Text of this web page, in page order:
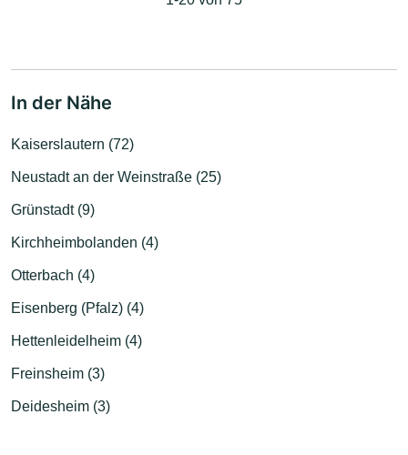
In der Nähe
Kaiserslautern (72)
Neustadt an der Weinstraße (25)
Grünstadt (9)
Kirchheimbolanden (4)
Otterbach (4)
Eisenberg (Pfalz) (4)
Hettenleidelheim (4)
Freinsheim (3)
Deidesheim (3)